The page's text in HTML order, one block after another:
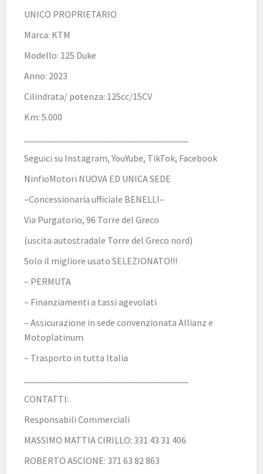
UNICO PROPRIETARIO
Marca: KTM
Modello: 125 Duke
Anno: 2023
Cilindrata/ potenza: 125cc/15CV
Km: 5.000
Seguici su Instagram, YouYube, TikTok, Facebook
NinfioMotori NUOVA ED UNICA SEDE
–Concessionaria ufficiale BENELLI–
Via Purgatorio, 96 Torre del Greco
(uscita autostradale Torre del Greco nord)
Solo il migliore usato SELEZIONATO!!!
– PERMUTA
– Finanziamenti a tassi agevolati
– Assicurazione in sede convenzionata Allianz e
Motoplatinum
– Trasporto in tutta Italia
CONTATTI:
Responsabili Commerciali
MASSIMO MATTIA CIRILLO: 331 43 31 406
ROBERTO ASCIONE: 371 63 82 863